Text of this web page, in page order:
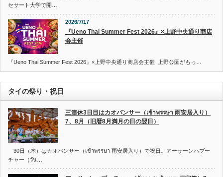
セサート大学で開…
2026/7/17
『Ueno Thai Summer Fest 2026』×上野中央通り商店
会主催
『Ueno Thai Summer Fest 2026』×上野中央通り商店会主催 上野公園がもっ…
タイの祭り・祝日
三連休3日目はカオパンサー（เข้าพรรษา 雨安居入り）
7、8月（旧暦8月満月の日の翌日）
30日（木）はカオパンサー（เข้าพรรษา 雨安居入り）で祝日。アーサーンハブー
チャー（วัน…